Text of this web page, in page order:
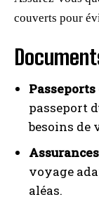
I've read and
A LIRE :
couverts pour
passeport
besoins de
Assurances
voyage
aléas.